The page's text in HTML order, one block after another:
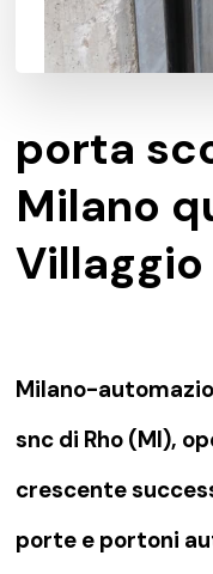
porta
Milano
Milano-
snc di Rho (MI),
crescente
porte e portoni